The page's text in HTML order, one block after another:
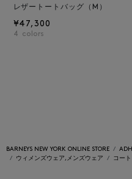
レザートートバッグ（M）
¥47,300
4 colors
BARNEYS NEW YORK ONLINE STORE
ウィメンズウェア,メンズウェア
コー